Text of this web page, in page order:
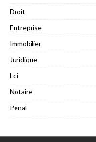
Droit
Entreprise
Immobilier
Juridique
Loi
Notaire
Pénal